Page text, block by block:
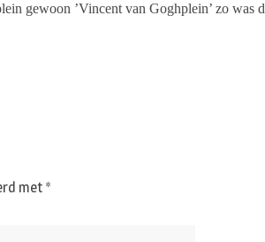
gewoon ’Vincent van Goghplein’ zo was
met *